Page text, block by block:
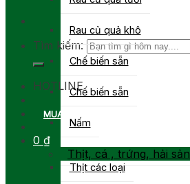
Tìm kiếm:
HOTLINE0903 877 767
MUA SỈ
0 ₫
Rau củ quả khô
Chế biến sẵn
Chế biến sẵn
Nấm
Thịt, cá , trứng, hải sản
Thịt các loại